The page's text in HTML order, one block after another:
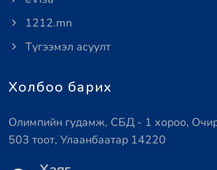
1212.mn
Түгээмэл асуулт
Холбоо барих
Олимпийн гудамж, СБД - 1 хороо,
503 тоот, Улаанбаатар 14220